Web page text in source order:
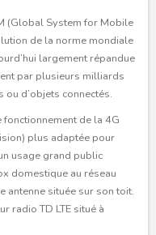
(Global System for Mobile
de la norme mondiale
largement répandue
par plusieurs milliards
d’objets connectés.
fonctionnement de la 4G
plus adaptée pour
usage grand public
domestique au réseau
antenne située sur son toit.
radio TD LTE situé à